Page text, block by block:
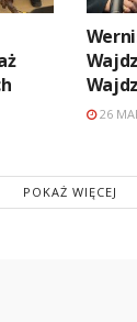
26
POKAŻ WIĘCEJ